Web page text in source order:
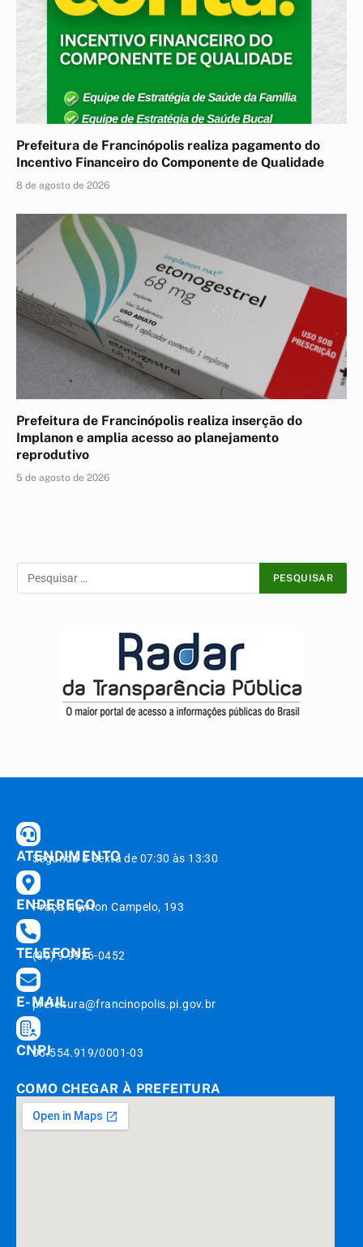
Prefeitura de Francinópolis realiza pagamento do
Incentivo Financeiro do Componente de Qualidade
8 de agosto de 2026
Prefeitura de Francinópolis realiza inserção do
Implanon e amplia acesso ao planejamento
reprodutivo
5 de agosto de 2026
ATENDIMENTO
Segunda à Sexta de 07:30 às 13:30
ENDEREÇO
Praça Newton Campelo, 193
TELEFONE
(89) 9 9926-0452
E-MAIL
prefeitura@francinopolis.pi.gov.br
CNPJ06.554.919/0001-03
COMO CHEGAR À PREFEITURA